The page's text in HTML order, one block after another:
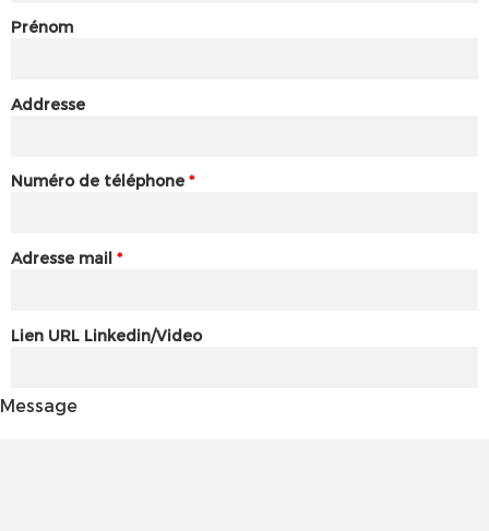
Prénom
Addresse
Numéro de téléphone *
Adresse mail *
Lien URL Linkedin/Video
Message